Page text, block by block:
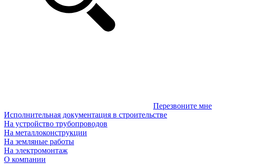
Перезвоните мне
Исполнительная документация в строительстве
На устройство трубопроводов
На металлоконструкции
На земляные работы
На электромонтаж
О компании